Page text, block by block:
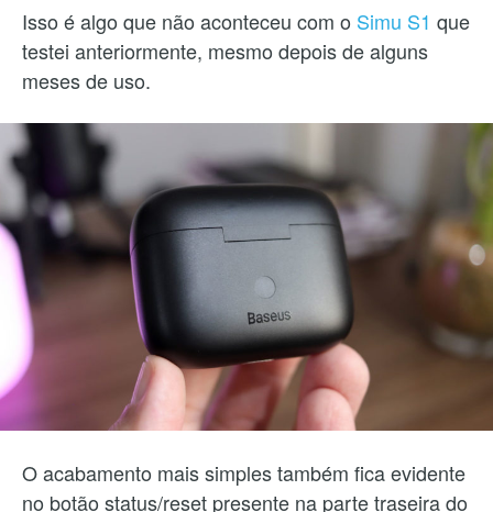
Isso é algo que não aconteceu com o Simu S1 que
testei anteriormente, mesmo depois de alguns
meses de uso.
O acabamento mais simples também fica evidente
no botão status/reset presente na parte traseira do